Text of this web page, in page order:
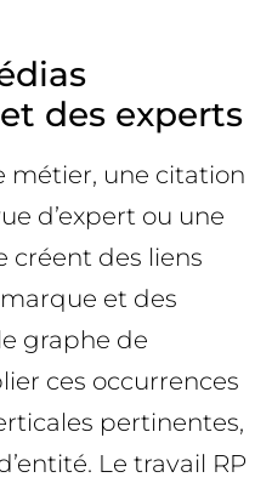
des experts
métier, une citation
d’expert ou une
créent des liens
et des
graphe de
ces occurrences
pertinentes,
Le travail RP